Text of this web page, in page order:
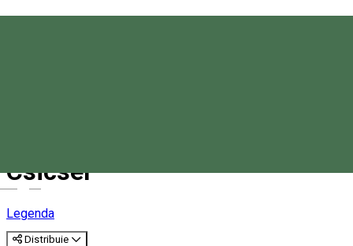
Magyar
Csicser
Legenda
Distribuie